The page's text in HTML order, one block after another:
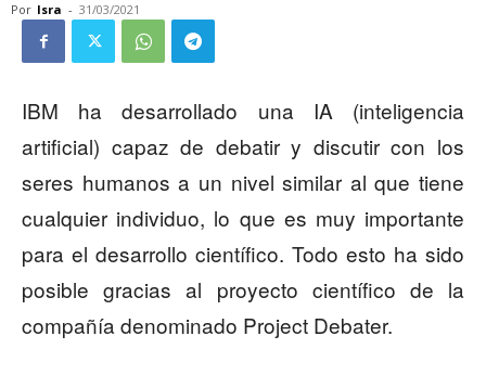
Por Isra - 31/03/2021
IBM ha desarrollado una IA (inteligencia
artificial) capaz de debatir y discutir con los
seres humanos a un nivel similar al que tiene
cualquier individuo, lo que es muy importante
para el desarrollo científico. Todo esto ha sido
posible gracias al proyecto científico de la
compañía denominado Project Debater.